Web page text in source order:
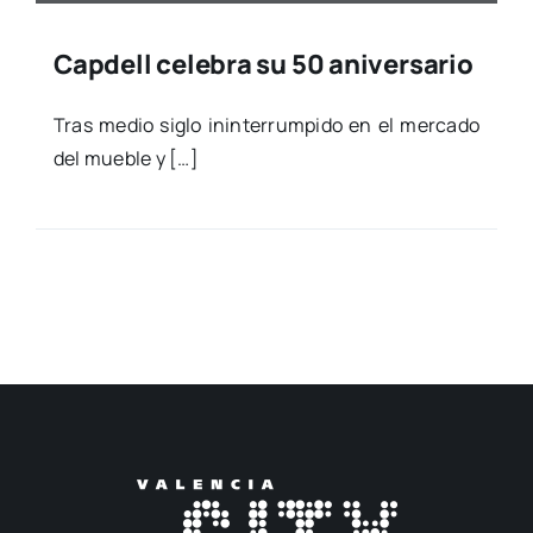
Capdell celebra su 50 aniversario
Tras medio siglo inin­te­rrum­pi­do en el mer­ca­do
del mue­ble y […]